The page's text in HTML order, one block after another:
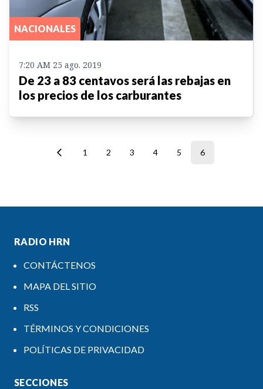
NACIONALES
7:20 AM 25 ago. 2019
De 23 a 83 centavos será las rebajas en
los precios de los carburantes
1 2 3 4 5 6
RADIO HRN
CONTÁCTENOS
MAPA DEL SITIO
RSS
TÉRMINOS Y CONDICIONES
POLÍTICAS DE PRIVACIDAD
SECCIONES